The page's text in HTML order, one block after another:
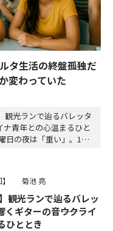
タ生活の終盤――孤独だ
変わっていた
観光ランで辿るバレッタ
ナ青年との心温まるひと
日の夜は「重い」。1週
2階建て観光バスに乗
思って…
菊池 亮
観光ランで辿るバレッ
ギターの音――ウクライ
ひととき